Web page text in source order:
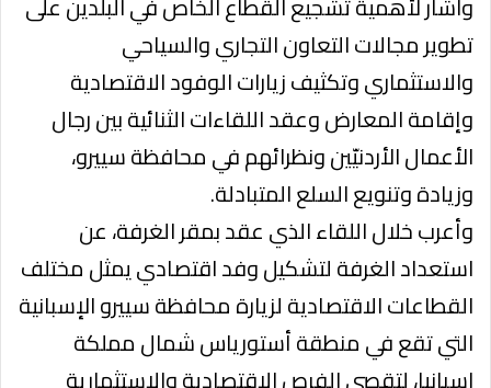
تطوير مجالات التعاون التجاري والسياحي
والاستثماري وتكثيف زيارات الوفود الاقتصادية
وإقامة المعارض وعقد اللقاءات الثنائية بين رجال
الأعمال الأردنيّين ونظرائهم في محافظة سييرو،
وزيادة وتنويع السلع المتبادلة.
وأعرب خلال اللقاء الذي عقد بمقر الغرفة، عن
استعداد الغرفة لتشكيل وفد اقتصادي يمثل مختلف
القطاعات الاقتصادية لزيارة محافظة سييرو الإسبانية
التي تقع في منطقة أستورياس شمال مملكة
اسبانيا، لتقصي الفرص الاقتصادية والاستثمارية